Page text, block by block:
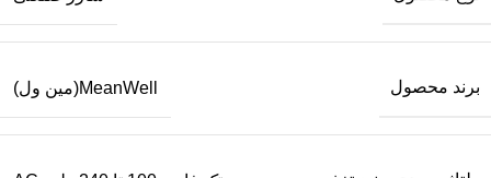
برند محصول MeanWell(مین ول)